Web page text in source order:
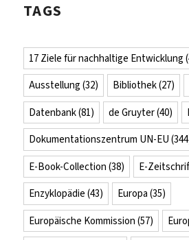
TAGS
17 Ziele für nachhaltige Entwicklung
Ausstellung (32) Bibliothek(27)
Datenbank(81) de Gruyter(40)
Dokumentationszentrum UN-EU
E-Book-Collection (38) E-
Enzyklopädie (43) Europa (35)
Europäische Kommission (57)